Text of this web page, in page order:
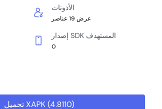
الأذونات
عرض 19 عناصر
إصدار SDK المستهدف
0
تحميل XAPK(4.8110)